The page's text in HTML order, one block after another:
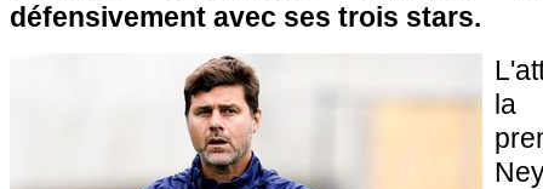
défensivement avec ses trois stars.
la